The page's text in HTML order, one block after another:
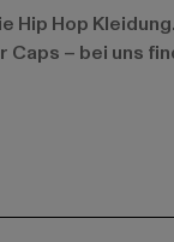
Hop
– bei uns